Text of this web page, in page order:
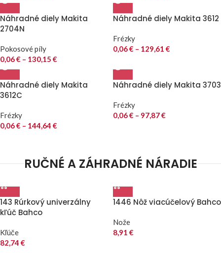
Náhradné diely Makita
2704N
Pokosové píly
0,06€ – 130,15 €
Náhradné diely Makita 3612
Frézky
0,06€ – 129,61 €
Náhradné diely Makita
3612C
Frézky
0,06€ – 144,64 €
Náhradné diely Makita 3703
Frézky
0,06€ – 97,87€
RUČNÉ A ZÁHRADNÉ NÁRADIE
143 Rúrkový univerzálny
kľúč Bahco
Kľúče
82,74 €
1446 Nôž viacúčelový Bahco
Nože
8,91 €